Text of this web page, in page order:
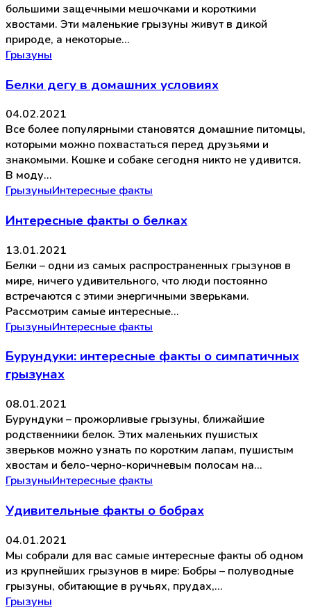
большими защечными мешочками и короткими
хвостами. Эти маленькие грызуны живут в дикой
природе, а некоторые…
Грызуны
Белки дегу в домашних условиях
04.02.2021
Все более популярными становятся домашние питомцы,
которыми можно похвастаться перед друзьями и
знакомыми. Кошке и собаке сегодня никто не удивится.
В моду…
ГрызуныИнтересные факты
Интересные факты о белках
13.01.2021
Белки – одни из самых распространенных грызунов в
мире, ничего удивительного, что люди постоянно
встречаются с этими энергичными зверьками.
Рассмотрим самые интересные…
ГрызуныИнтересные факты
Бурундуки: интересные факты о симпатичных
грызунах
08.01.2021
Бурундуки – прожорливые грызуны, ближайшие
родственники белок. Этих маленьких пушистых
зверьков можно узнать по коротким лапам, пушистым
хвостам и бело-черно-коричневым полосам на…
ГрызуныИнтересные факты
Удивительные факты о бобрах
04.01.2021
Мы собрали для вас самые интересные факты об одном
из крупнейших грызунов в мире: Бобры – полуводные
грызуны, обитающие в ручьях, прудах,…
Грызуны